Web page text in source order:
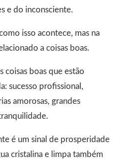
e do inconsciente.
isso acontece, mas na
a coisas boas.
coisas boas que estão
sucesso profissional,
amorosas, grandes
é um sinal de prosperidade
cristalina e limpa também